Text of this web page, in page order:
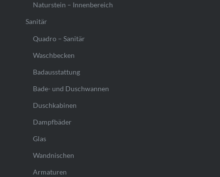
Naturstein – Innenbereich
Sanitär
Quadro – Sanitär
Waschbecken
Badausstattung
Bade- und Duschwannen
Duschkabinen
Dampfbäder
Glas
Wandnischen
Armaturen